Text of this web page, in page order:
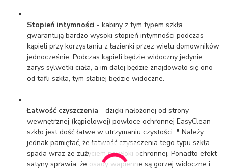
Stopień intymności - kabiny z tym typem szkła
gwarantują bardzo wysoki stopień intymności podczas
kąpieli przy korzystaniu z łazienki przez wielu domowników
jednocześnie. Podczas kąpieli będzie widoczny jedynie
zarys sylwetki ciała, a im dalej będzie znajdowało się ono
od tafli szkła, tym słabiej będzie widoczne.
Łatwość czyszczenia - dzięki nałożonej od strony
wewnętrznej (kąpielowej) powłoce ochronnej EasyClean
szkło jest dość łatwe w utrzymaniu czystości. * Należy
jednak pamiętać, że łatwość czyszczenia tego typu szkła
spada wraz ze zużyciem powłoki ochronnej. Ponadto efekt
satyny sprawia, że osady wapienne są gorzej widoczne i